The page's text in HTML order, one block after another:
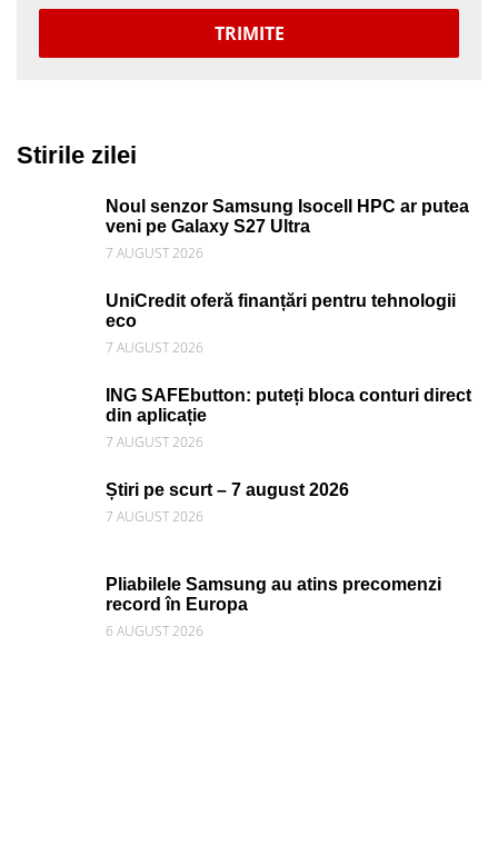
TRIMITE
Stirile zilei
Noul senzor Samsung Isocell HPC ar putea
veni pe Galaxy S27 Ultra
7 AUGUST 2026
UniCredit oferă finanțări pentru tehnologii
eco
7 AUGUST 2026
ING SAFEbutton: puteți bloca conturi direct
din aplicație
7 AUGUST 2026
Știri pe scurt – 7 august 2026
7 AUGUST 2026
Pliabilele Samsung au atins precomenzi
record în Europa
6 AUGUST 2026